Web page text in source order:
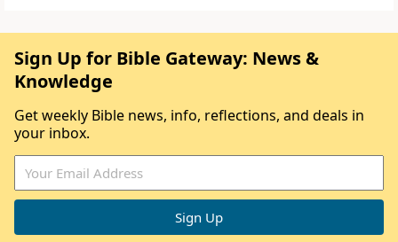
Sign Up for Bible Gateway: News &
Knowledge
Get weekly Bible news, info, reflections, and deals in
your inbox.